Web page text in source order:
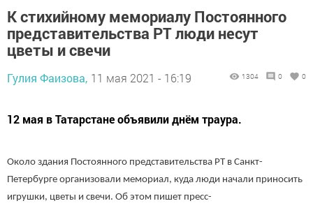
К стихийному мемориалу Постоянного
представительства РТ люди несут
цветы и свечи
Гулия Фаизова, 11 мая 2021 - 16:19 1304 0 0
12 мая в Татарстане объявили днём траура.
Около здания Постоянного представительства РТ в Санкт-
Петербурге организовали мемориал, куда люди начали приносить
игрушки, цветы и свечи. Об этом пишет пресс-